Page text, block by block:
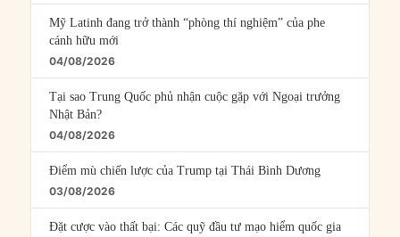
Mỹ Latinh đang trở thành “phòng thí nghiệm” của phe
cánh hữu mới
04/08/2026
Tại sao Trung Quốc phủ nhận cuộc gặp với Ngoại trưởng
Nhật Bản?
04/08/2026
Điểm mù chiến lược của Trump tại Thái Bình Dương
03/08/2026
Đặt cược vào thất bại: Các quỹ đầu tư mạo hiểm quốc gia